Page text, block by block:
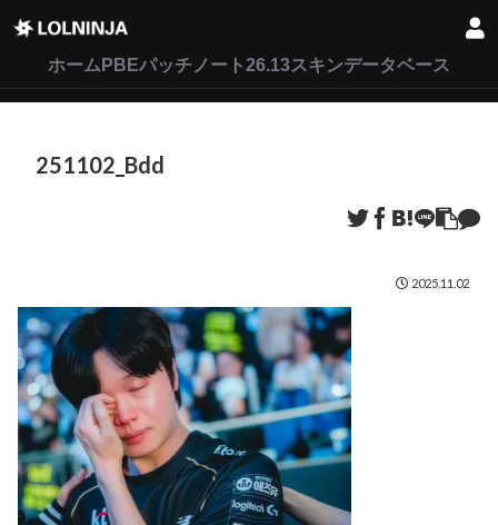
ホーム PBEパッチノート26.13スキンデータベース
251102_Bdd
2025.11.02